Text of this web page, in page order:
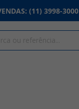
: (11) 3998-3000